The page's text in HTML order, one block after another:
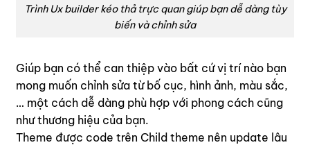
Trình Ux builder kéo thả trực quan giúp bạn dễ dàng tùy
biến và chỉnh sửa
Giúp bạn có thể can thiệp vào bất cứ vị trí nào bạn
mong muốn chỉnh sửa từ bố cục, hình ảnh, màu sắc,
… một cách dễ dàng phù hợp với phong cách cũng
như thương hiệu của bạn.
Theme được code trên Child theme nên update lâu